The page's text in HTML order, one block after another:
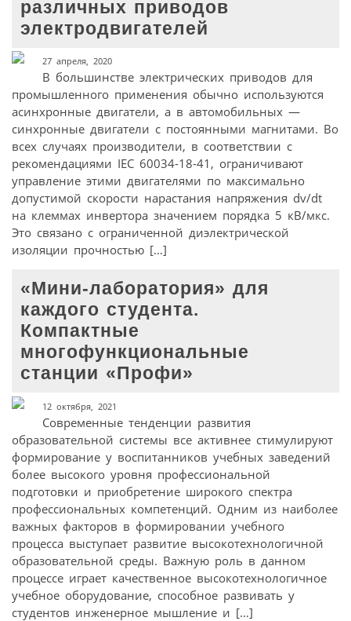
различных приводов
электродвигателей
27 апреля, 2020
В большинстве электрических приводов для
промышленного применения обычно используются
асинхронные двигатели, а в автомобильных —
синхронные двигатели с постоянными магнитами. Во
всех случаях производители, в соответствии с
рекомендациями IEC 60034-18-41, ограничивают
управление этими двигателями по максимально
допустимой скорости нарастания напряжения dv/dt
на клеммах инвертора значением порядка 5 кВ/мкс.
Это связано с ограниченной диэлектрической
изоляции прочностью […]
«Мини-лаборатория» для
каждого студента.
Компактные
многофункциональные
станции «Профи»
12 октября, 2021
Современные тенденции развития
образовательной системы все активнее стимулируют
формирование у воспитанников учебных заведений
более высокого уровня профессиональной
подготовки и приобретение широкого спектра
профессиональных компетенций. Одним из наиболее
важных факторов в формировании учебного
процесса выступает развитие высокотехнологичной
образовательной среды. Важную роль в данном
процессе играет качественное высокотехнологичное
учебное оборудование, способное развивать у
студентов инженерное мышление и […]